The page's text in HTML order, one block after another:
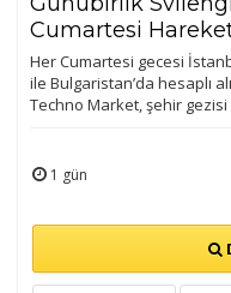
Cumartesi
Her Cumartesi gecesi
ile Bulgaristan’da hesaplı
Techno Market, şehir
1 gün